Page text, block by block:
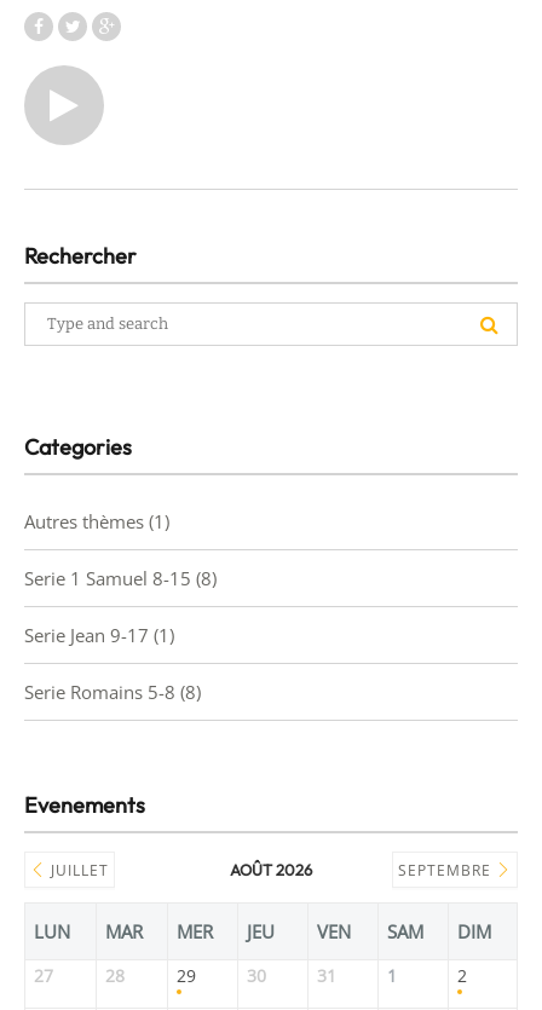
Rechercher
Search
for:
Categories
Autres thèmes (1)
Serie 1 Samuel 8-15 (8)
Serie Jean 9-17 (1)
Serie Romains 5-8 (8)
Evenements
JUILLET AOÛT 2026 SEPTEMBRE
LUN MAR MER JEU VEN SAM DIM
27 28 29 30 31 1 2